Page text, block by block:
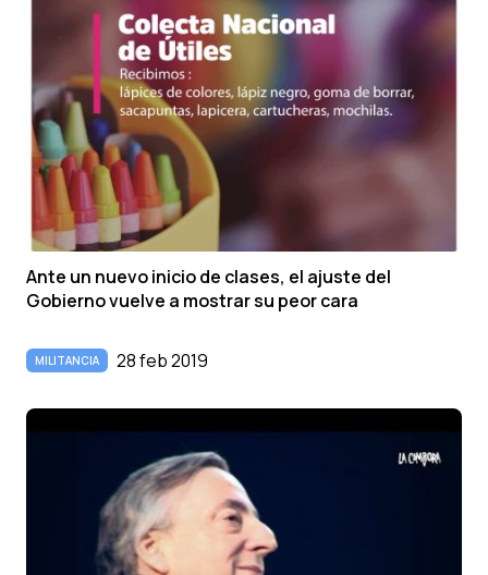
Ante un nuevo inicio de clases, el ajuste del
Gobierno vuelve a mostrar su peor cara
MILITANCIA 28 feb 2019